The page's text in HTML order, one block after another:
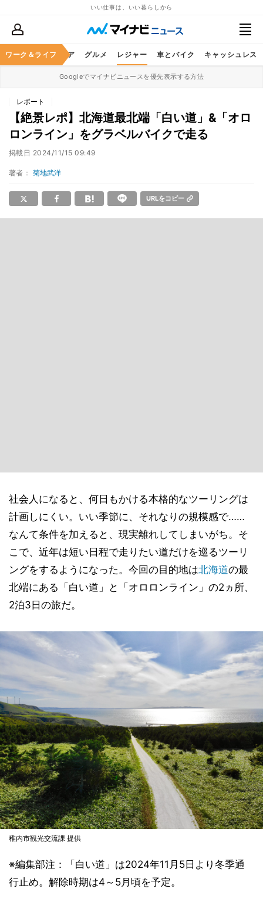
いい仕事は、いい暮らしから
ワーク＆ライフ
暮らし ヘルスケア グルメ レジャー 車とバイク キャッシュレス
Googleでマイナビニュースを優先表示する方法
レポート
【絶景レポ】北海道最北端「白い道」&「オロ
ロンライン」をグラベルバイクで走る
掲載日 2024/11/15 09:49
著者： 菊地武洋
URLをコピー
社会人になると、何日もかける本格的なツーリングは
計画しにくい。いい季節に、それなりの規模感で……
なんて条件を加えると、現実離れしてしまいがち。そ
こで、近年は短い日程で走りたい道だけを巡るツーリ
ングをするようになった。今回の目的地は北海道の最
北端にある「白い道」と「オロロンライン」の2ヵ所、
2泊3日の旅だ。
稚内市観光交流課 提供
※編集部注：「白い道」は2024年11月5日より冬季通
行止め。解除時期は4～5月頃を予定。